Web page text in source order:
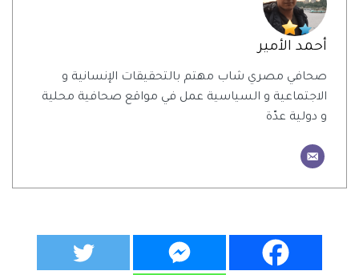
أحمد الأمير
صحافي مصري شاب مهتم بالتحقيقات الإنسانية و
الاجتماعية و السياسية عمل في مواقع صحافية محلية
و دولية عدّة